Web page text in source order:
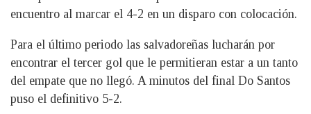
encuentro al marcar el 4-2 en un disparo con colocación.
Para el último periodo las salvadoreñas lucharán por
encontrar el tercer gol que le permitieran estar a un tanto
del empate que no llegó. A minutos del final Do Santos
puso el definitivo 5-2.